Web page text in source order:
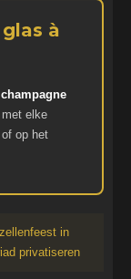
à
elke
op het
in
privatiseren